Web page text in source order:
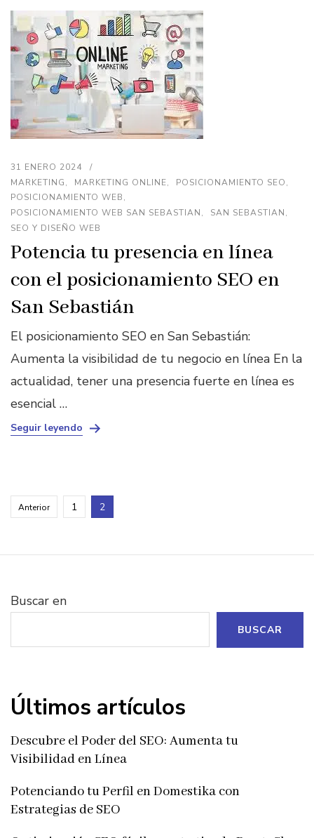
31 ENERO 2024
MARKETING
MARKETING ONLINE
POSICIONAMIENTO SEO
POSICIONAMIENTO WEB
POSICIONAMIENTO WEB SAN SEBASTIAN
SAN SEBASTIAN
SEO Y DISEÑO WEB
Potencia tu presencia en línea
con el posicionamiento SEO en
San Sebastián
El posicionamiento SEO en San Sebastián:
Aumenta la visibilidad de tu negocio en línea En la
actualidad, tener una presencia fuerte en línea es
esencial …
Seguir leyendo
Paginación
entradas
Anterior Página
1 Página
2
Buscar en
BUSCAR
Últimos artículos
Descubre el Poder del SEO: Aumenta tu
Visibilidad en Línea
Potenciando tu Perfil en Domestika con
Estrategias de SEO